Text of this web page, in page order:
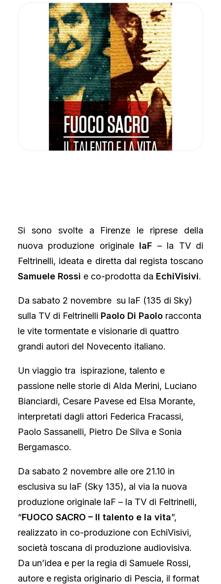
Si sono svolte a Firenze le riprese della
nuova produzione originale laF – la TV di
Feltrinelli, ideata e diretta dal regista toscano
Samuele Rossi e co-prodotta da EchiVisivi.
Da sabato 2 novembre su laF (135 di Sky)
sulla TV di Feltrinelli Paolo Di Paolo racconta
le vite tormentate e visionarie di quattro
grandi autori del Novecento italiano.
Un viaggio tra ispirazione, talento e
passione nelle storie di Alda Merini, Luciano
Bianciardi, Cesare Pavese ed Elsa Morante,
interpretati dagli attori Federica Fracassi,
Paolo Sassanelli, Pietro De Silva e Sonia
Bergamasco.
Da sabato 2 novembre alle ore 21.10 in
esclusiva su laF (Sky 135), al via la nuova
produzione originale laF – la TV di Feltrinelli,
“FUOCO SACRO – Il talento e la vita”,
realizzato in co-produzione con EchiVisivi,
società toscana di produzione audiovisiva.
Da un’idea e per la regia di Samuele Rossi,
autore e regista originario di Pescia, il format